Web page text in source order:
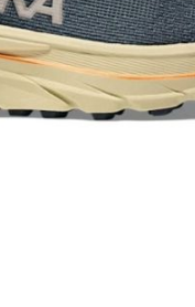
ou les sentiers
harmonieux
semelle
bonne respirabilité
le pied
avec crampons de